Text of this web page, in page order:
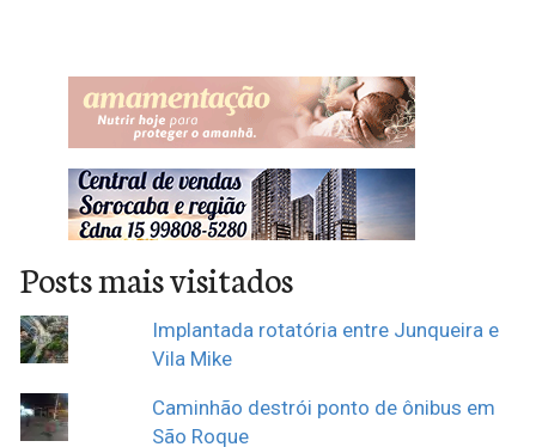
Posts mais visitados
Implantada rotatória entre Junqueira e
Vila Mike
Caminhão destrói ponto de ônibus em
São Roque